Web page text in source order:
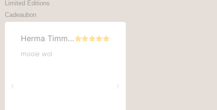
Limited Editions
Cadeaubon